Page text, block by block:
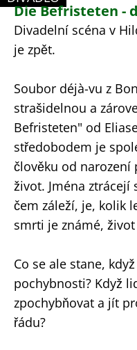
KATEGORIE: DIVADLO
Die Befristeten -
Divadelní scéna v
je zpět.
Soubor déjà-vu z
strašidelnou a
Befristeten" od
středobodem je
člověku od narození
život. Jména ztrácejí
čem záleží, je, kolik
smrti je známé,
Co se ale stane,
pochybnosti? Když
zpochybňovat a jít
řádu?